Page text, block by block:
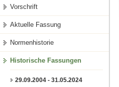
Vorschrift
Aktuelle Fassung
Normenhistorie
Historische Fassungen
29.09.2004 - 31.05.2024